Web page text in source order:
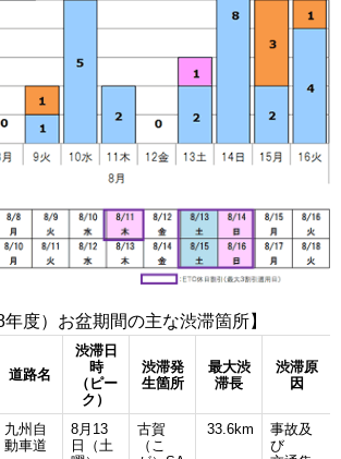
年度）お盆期間の主な渋滞箇所】
道路名
渋滞日
時
（ピー
ク）
渋滞発
生箇所
最大渋
滞長
渋滞原
因
九州自
動車道
8月13
日（土
古賀
（こ
33.6km
事故及
び